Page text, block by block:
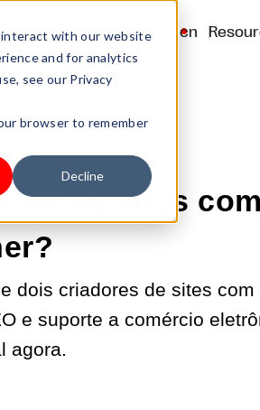
interact with our website
and for analytics
see our Privacy
browser to remember
Decline
Shoplazza.cn
NEGÓCIO
de sites
dois criadores de sites com
e suporte a comércio
agora.